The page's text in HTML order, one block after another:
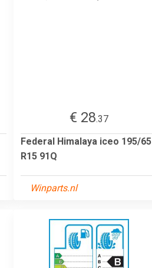
€ 28.37
Federal Himalaya iceo 195/65
R15 91Q
Winparts.nl